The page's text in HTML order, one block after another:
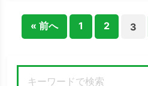
« 前へ 1 2 3